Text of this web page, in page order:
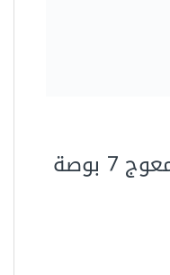
بنسة تيل داخلية بوز معوج 7 بوصة